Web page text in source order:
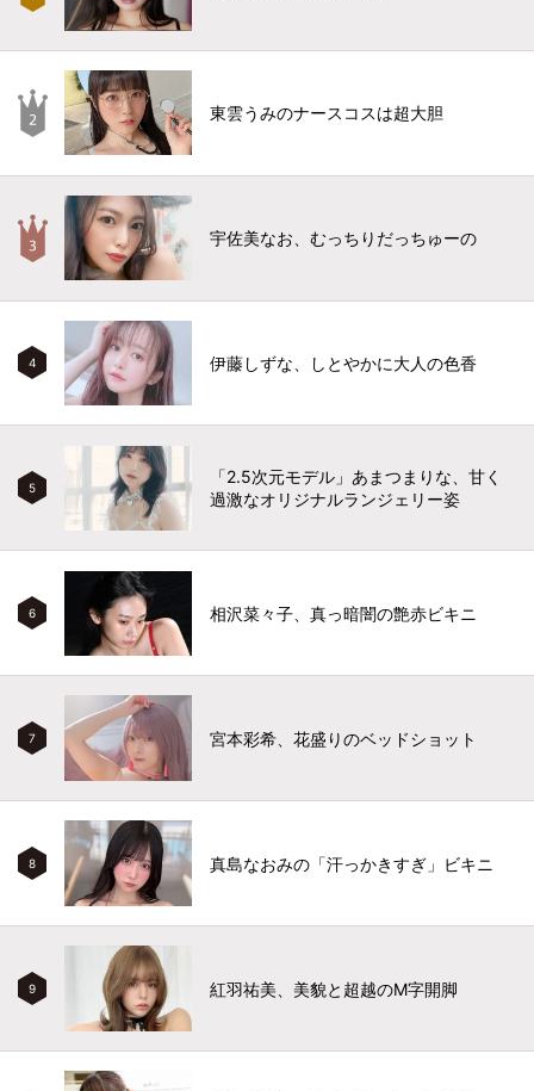
東雲うみのナースコスは超大胆
宇佐美なお、むっちりだっちゅーの
4 伊藤しずな、しとやかに大人の色香
5
「2.5次元モデル」あまつまりな、甘く
過激なオリジナルランジェリー姿
6 相沢菜々子、真っ暗闇の艶赤ビキニ
7 宮本彩希、花盛りのベッドショット
8 真島なおみの「汗っかきすぎ」ビキニ
9 紅羽祐美、美貌と超越のM字開脚